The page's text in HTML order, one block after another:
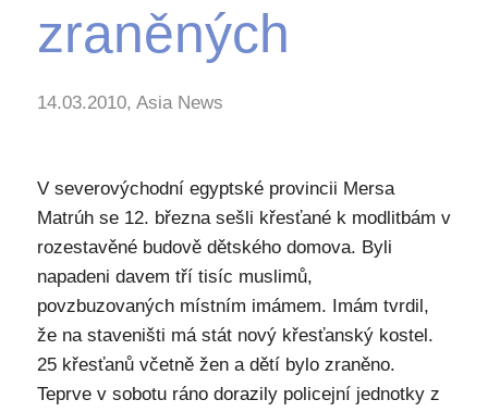
zraněných
14.03.2010, Asia News
V severovýchodní egyptské provincii Mersa
Matrúh se 12. března sešli křesťané k modlitbám v
rozestavěné budově dětského domova. Byli
napadeni davem tří tisíc muslimů,
povzbuzovaných místním imámem. Imám tvrdil,
že na staveništi má stát nový křesťanský kostel.
25 křesťanů včetně žen a dětí bylo zraněno.
Teprve v sobotu ráno dorazily policejní jednotky z